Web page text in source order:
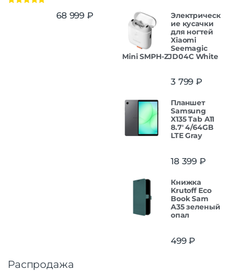
68 999 ₽
Электрическ
ие кусачки
для ногтей
Xiaomi
Seemagic
Mini SMPH-ZJD04C White
3 799 ₽
Планшет
Samsung
X135 Tab A11
8.7' 4/64GB
LTE Gray
18 399 ₽
Книжка
Krutoff Eco
Book Sam
A35 зеленый
опал
499₽
Распродажа